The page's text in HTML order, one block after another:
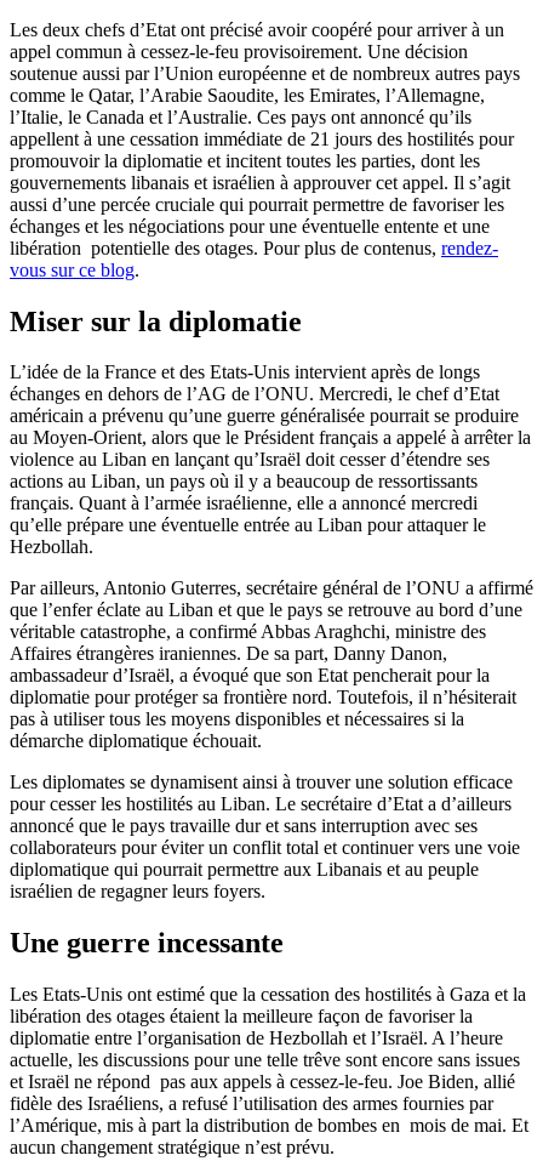
Les deux chefs d’Etat ont précisé avoir coopéré pour arriver à un
appel commun à cessez-le-feu provisoirement. Une décision
soutenue aussi par l’Union européenne et de nombreux autres pays
comme le Qatar, l’Arabie Saoudite, les Emirates, l’Allemagne,
l’Italie, le Canada et l’Australie. Ces pays ont annoncé qu’ils
appellent à une cessation immédiate de 21 jours des hostilités pour
promouvoir la diplomatie et incitent toutes les parties, dont les
gouvernements libanais et israélien à approuver cet appel. Il s’agit
aussi d’une percée cruciale qui pourrait permettre de favoriser les
échanges et les négociations pour une éventuelle entente et une
libération potentielle des otages. Pour plus de contenus, rendez-
vous sur ce blog.
Miser sur la diplomatie
L’idée de la France et des Etats-Unis intervient après de longs
échanges en dehors de l’AG de l’ONU. Mercredi, le chef d’Etat
américain a prévenu qu’une guerre généralisée pourrait se produire
au Moyen-Orient, alors que le Président français a appelé à arrêter la
violence au Liban en lançant qu’Israël doit cesser d’étendre ses
actions au Liban, un pays où il y a beaucoup de ressortissants
français. Quant à l’armée israélienne, elle a annoncé mercredi
qu’elle prépare une éventuelle entrée au Liban pour attaquer le
Hezbollah.
Par ailleurs, Antonio Guterres, secrétaire général de l’ONU a affirmé
que l’enfer éclate au Liban et que le pays se retrouve au bord d’une
véritable catastrophe, a confirmé Abbas Araghchi, ministre des
Affaires étrangères iraniennes. De sa part, Danny Danon,
ambassadeur d’Israël, a évoqué que son Etat pencherait pour la
diplomatie pour protéger sa frontière nord. Toutefois, il n’hésiterait
pas à utiliser tous les moyens disponibles et nécessaires si la
démarche diplomatique échouait.
Les diplomates se dynamisent ainsi à trouver une solution efficace
pour cesser les hostilités au Liban. Le secrétaire d’Etat a d’ailleurs
annoncé que le pays travaille dur et sans interruption avec ses
collaborateurs pour éviter un conflit total et continuer vers une voie
diplomatique qui pourrait permettre aux Libanais et au peuple
israélien de regagner leurs foyers.
Une guerre incessante
Les Etats-Unis ont estimé que la cessation des hostilités à Gaza et la
libération des otages étaient la meilleure façon de favoriser la
diplomatie entre l’organisation de Hezbollah et l’Israël. A l’heure
actuelle, les discussions pour une telle trêve sont encore sans issues
et Israël ne répond pas aux appels à cessez-le-feu. Joe Biden, allié
fidèle des Israéliens, a refusé l’utilisation des armes fournies par
l’Amérique, mis à part la distribution de bombes en mois de mai. Et
aucun changement stratégique n’est prévu.